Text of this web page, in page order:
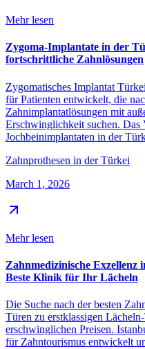
Mehr lesen
Zygoma-Implantate in der
fortschrittliche Zahnlösungen
Zygomatisches Implantat
für Patienten entwickelt, die
Zahnimplantatlösungen mit
Erschwinglichkeit suchen. Das
Jochbeinimplantaten in der
Zahnprothesen in der Türkei
March 1, 2026
Mehr lesen
Zahnmedizinische
Beste Klinik für Ihr Lächeln
Die Suche nach der besten
Türen zu erstklassigen
erschwinglichen Preisen.
für Zahntourismus entwickelt